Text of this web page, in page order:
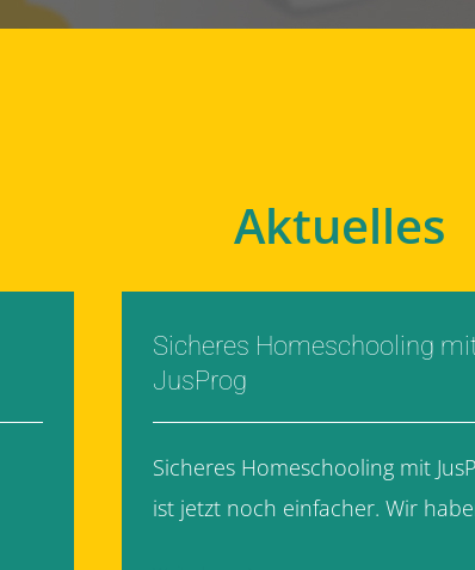
Aktuelles
Sicheres Homeschooling
JusProg
Sicheres Homeschooling mit
ist jetzt noch einfacher. Wir